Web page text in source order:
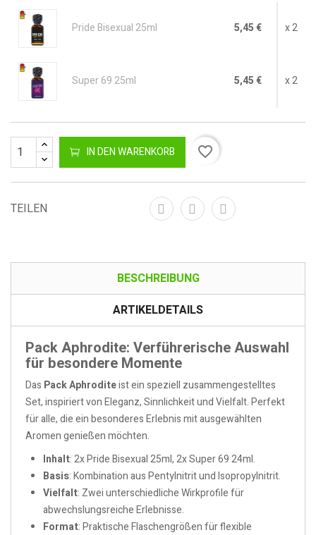
Pride Bisexual 25ml 5,45 € x 2
Super 69 25ml 5,45 € x 2
IN DEN WARENKORB favorite_border
TEILEN
BESCHREIBUNG
ARTIKELDETAILS
Pack Aphrodite: Verführerische Auswahl
für besondere Momente
Das Pack Aphroditeist ein speziell zusammengestelltes
Set, inspiriert von Eleganz, Sinnlichkeit und Vielfalt. Perfekt
für alle, die ein besonderes Erlebnis mit ausgewählten
Aromen genießen möchten.
Inhalt: 2x Pride Bisexual 25ml, 2x Super 69 24ml.
Basis: Kombination aus Pentylnitrit und Isopropylnitrit.
Vielfalt: Zwei unterschiedliche Wirkprofile für
abwechslungsreiche Erlebnisse.
Format: Praktische Flaschengrößen für flexible